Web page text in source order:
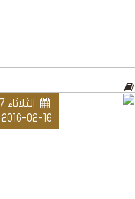
الثلاثاء AM 09:57
2016-02-16